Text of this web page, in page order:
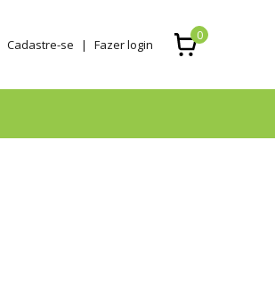
Cadastre-se | Fazer login
0